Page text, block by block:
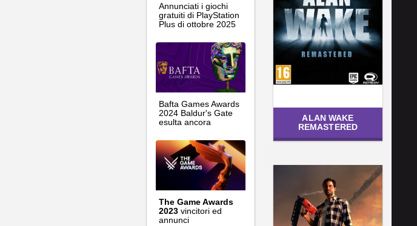
Annunciati i giochi
gratuiti di PlayStation
Plus di ottobre 2025
Bafta Games Awards
2024 Baldur's Gate
esulta ancora
The Game Awards
2023 vincitori ed
annunci
ALAN WAKE
REMASTERED